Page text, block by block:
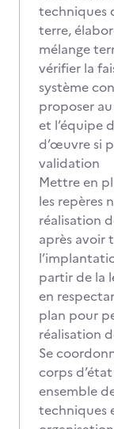
techniques
terre,
mélange
vérifier la
système
proposer
et l’équipe
d’œuvre si
validation
Mettre en
les repères
réalisation
après avoir
partir de la
en
plan pour
réalisation
Se
corps
ensemble
techniques